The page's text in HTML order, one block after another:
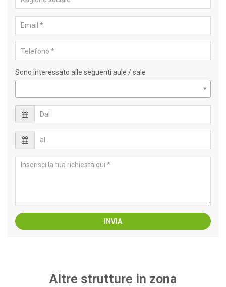
Sono interessato alle seguenti aule / sale
Altre strutture in zona